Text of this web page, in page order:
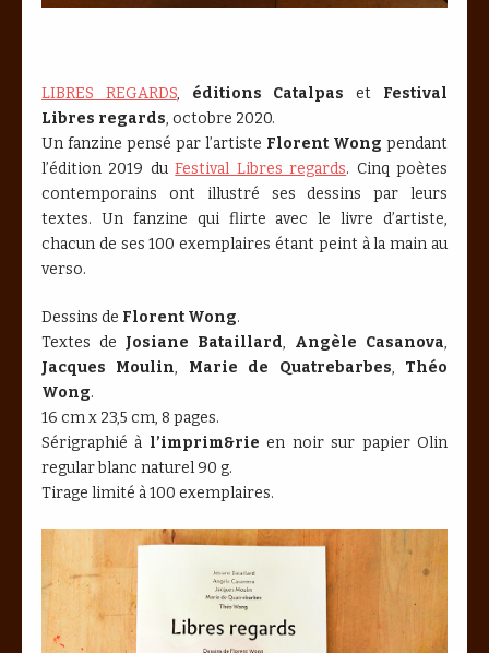
LIBRES REGARDS, éditions Catalpas et Festival
Libres regards, octobre 2020.
Un fanzine pensé par l’artiste Florent Wong pendant
l’édition 2019 duFestival Libres regards. Cinq poètes
contemporains ont illustré ses dessins par leurs
textes. Un fanzine qui flirte avec le livre d’artiste,
chacun de ses 100 exemplaires étant peint à la main au
verso.
Dessins de Florent Wong.
Textes de Josiane Bataillard, Angèle Casanova,
Jacques Moulin, Marie de Quatrebarbes, Théo
Wong.
16 cm x 23,5 cm, 8 pages.
Sérigraphié à l’imprim&rie en noir sur papier Olin
regular blanc naturel 90 g.
Tirage limité à 100 exemplaires.